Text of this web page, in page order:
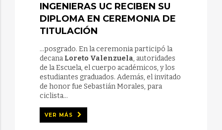
INGENIERAS UC RECIBEN SU
DIPLOMA EN CEREMONIA DE
TITULACIÓN
...posgrado. En la ceremonia participó la
decana Loreto Valenzuela, autoridades
de la Escuela, el cuerpo académicos, y los
estudiantes graduados. Además, el invitado
de honor fue Sebastián Morales, para
ciclista...
VER MÁS